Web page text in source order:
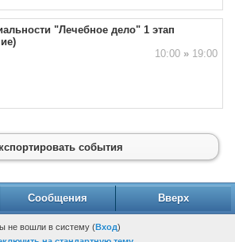
"Лечебное дело" 1 этап
10:00 »19:00
события
Сообщения Вверх
не вошли в систему (Вход)